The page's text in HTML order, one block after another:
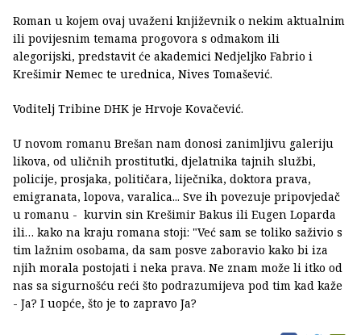
Roman u kojem ovaj uvaženi književnik o nekim aktualnim
ili povijesnim temama progovora s odmakom ili
alegorijski, predstavit će akademici Nedjeljko Fabrio i
Krešimir Nemec te urednica, Nives Tomašević.
Voditelj Tribine DHK je Hrvoje Kovačević.
U novom romanu Brešan nam donosi zanimljivu galeriju
likova, od uličnih prostitutki, djelatnika tajnih službi,
policije, prosjaka, političara, liječnika, doktora prava,
emigranata, lopova, varalica... Sve ih povezuje pripovjedač
u romanu - kurvin sin Krešimir Bakus ili Eugen Loparda
ili… kako na kraju romana stoji: "Već sam se toliko saživio s
tim lažnim osobama, da sam posve zaboravio kako bi iza
njih morala postojati i neka prava. Ne znam može li itko od
nas sa sigurnošću reći što podrazumijeva pod tim kad kaže
- Ja? I uopće, što je to zapravo Ja?